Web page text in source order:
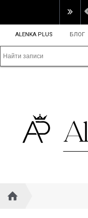
ALENKA PLUS БЛОГ